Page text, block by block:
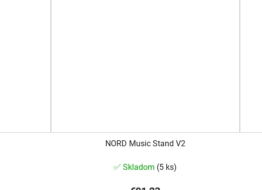
NORD Music Stand V2
✅ Skladom (5 ks)